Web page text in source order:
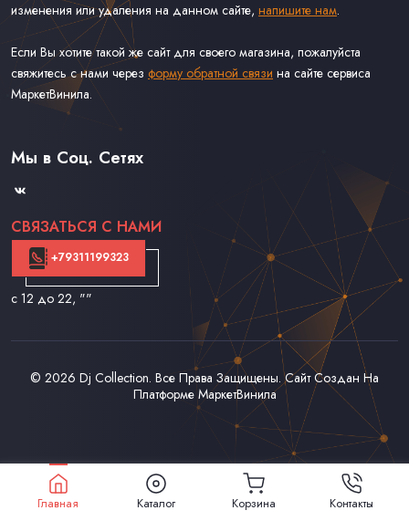
изменения или удаления на данном сайте, напишите нам.
Если Вы хотите такой же сайт для своего магазина, пожалуйста
свяжитесь с нами через форму обратной связи на сайте сервиса
МаркетВинила.
Каталог Винила, CD и Кассет
Доставка и Оплата
Мы в Соц. Сетях
СВЯЗАТЬСЯ С НАМИ
+79311199323
с 12 до 22, ""
© 2026 Dj Collection. Все Права Защищены. Сайт Создан На
Платформе МаркетВинила
Главная Каталог Корзина Контакты